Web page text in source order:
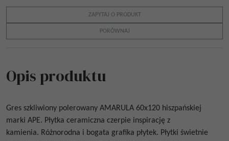
ZAPYTAJ O PRODUKT
PORÓWNAJ
Opis produktu
Gres szkliwiony polerowany AMARULA 60x120 hiszpańskiej
marki APE. Płytka ceramiczna czerpie inspirację z
kamienia. Różnorodna i bogata grafika płytek. Płytki świetnie